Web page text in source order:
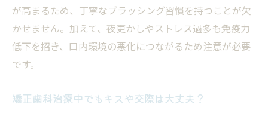
が高まるため、丁寧なブラッシング習慣を持つことが欠
かせません。加えて、夜更かしやストレス過多も免疫力
低下を招き、口内環境の悪化につながるため注意が必要
です。
矯正歯科治療中でもキスや交際は大丈夫？